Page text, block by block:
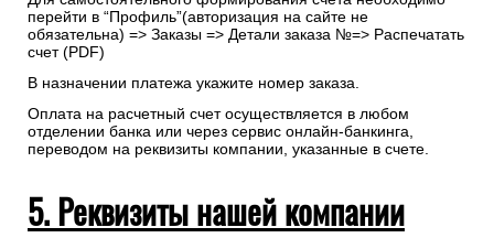
перейти в “Профиль”(авторизация на сайте не
обязательна) => Заказы => Детали заказа №=> Распечатать
счет (PDF)
В назначении платежа укажите номер заказа.
Оплата на расчетный счет осуществляется в любом
отделении банка или через сервис онлайн-банкинга,
переводом на реквизиты компании, указанные в счете.
5. Реквизиты нашей компании